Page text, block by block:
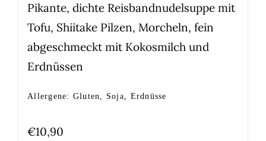
Pikante, dichte Reisbandnudelsuppe mit
Tofu, Shiitake Pilzen, Morcheln, fein
abgeschmeckt mit Kokosmilch und
Erdnüssen
Allergene: Gluten, Soja, Erdnüsse
€10,90